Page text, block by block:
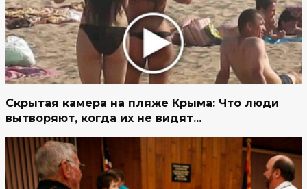
Скрытая камера на пляже Крыма: Что люди
вытворяют, когда их не видят...